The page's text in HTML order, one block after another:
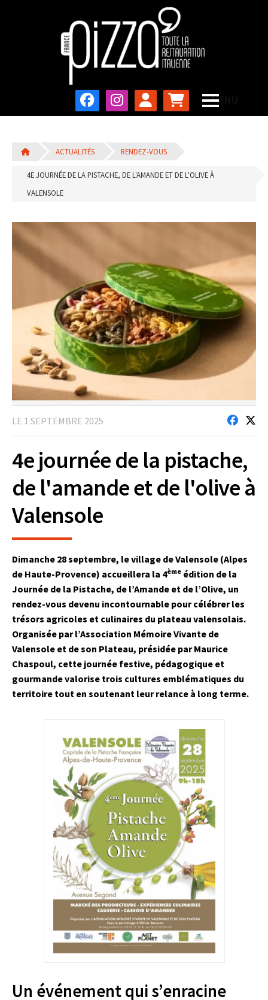
ACTUALITÉS RENDEZ-VOUS
4E JOURNÉE DE LA PISTACHE, DE L'AMANDE ET DE L'OLIVE À
VALENSOLE
LE 1 SEPTEMBRE 2025
4e journée de la pistache,
de l'amande et de l'olive à
Valensole
Dimanche 28 septembre, le village de Valensole (Alpes
de Haute-Provence) accueillera la 4ème édition de la
Journée de la Pistache, de l’Amande et de l’Olive, un
rendez-vous devenu incontournable pour célébrer les
trésors agricoles et culinaires du plateau valensolais.
Organisée par l’Association Mémoire Vivante de
Valensole et de son Plateau, présidée par Maurice
Chaspoul, cette journée festive, pédagogique et
gourmande valorise trois cultures emblématiques du
territoire tout en soutenant leur relance à long terme.
Un événement qui s’enracine